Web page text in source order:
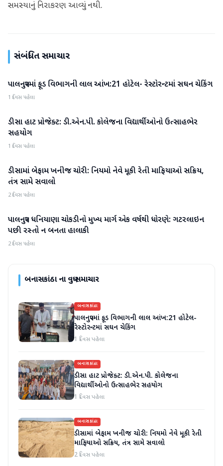
સમસ્યાનું નિરાકરણ આવ્યું નથી.
સંબંધિત સમાચાર
બનાસકાંઠા
પાલનપુરમાં ફૂડ વિભાગની લાલ આંખ:21 હોટેલ- રેસ્ટોરન્ટમાં સઘન ચેકિંગ
1 દિવસ પહેલા
બનાસકાંઠા
ડીસા હાટ પ્રોજેક્ટ: ડી.એન.પી. કોલેજના વિદ્યાર્થીઓનો ઉત્સાહભેર
સહયોગ
1 દિવસ પહેલા
બનાસકાંઠા
ડીસામાં બેફામ ખનીજ ચોરી: નિયમો નેવે મૂકી રેતી માફિયાઓ સક્રિય,
તંત્ર સામે સવાલો
2 દિવસ પહેલા
બનાસકાંઠા
પાલનપુર ધનિયાણા ચોકડીનો મુખ્ય માર્ગ એક વર્ષથી ધોરણે: ગટરલાઇન
પછી રસ્તો ન બનતા હાલાકી
2 દિવસ પહેલા
બનાસકાંઠાના વધુ સમાચાર
બનાસકાંઠા
પાલનપુરમાં ફૂડ વિભાગની લાલ આંખ:21 હોટેલ-
રેસ્ટોરન્ટમાં સઘન ચેકિંગ
1 દિવસ પહેલા
બનાસકાંઠા
ડીસા હાટ પ્રોજેક્ટ: ડી.એન.પી. કોલેજના
વિદ્યાર્થીઓનો ઉત્સાહભેર સહયોગ
1 દિવસ પહેલા
બનાસકાંઠા
ડીસામાં બેફામ ખનીજ ચોરી: નિયમો નેવે મૂકી રેતી
માફિયાઓ સક્રિય, તંત્ર સામે સવાલો
2 દિવસ પહેલા